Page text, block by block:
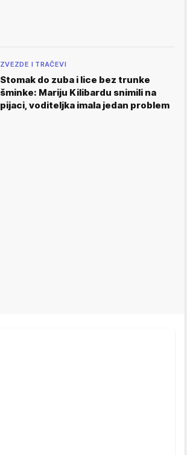
ZVEZDE I TRAČEVI
Stomak do zuba i lice bez trunke
šminke: Mariju Kilibardu snimili na
pijaci, voditeljka imala jedan problem